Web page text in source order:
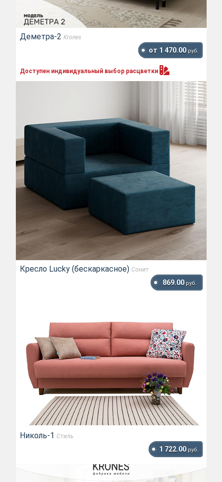
Деметра-2 Krones
от 1 470.00 руб.
Доступен индивидуальный выбор расцветки
Кресло Lucky (бескаркасное) Сонит
869.00 руб.
Николь-1 Стиль
1 722.00 руб.